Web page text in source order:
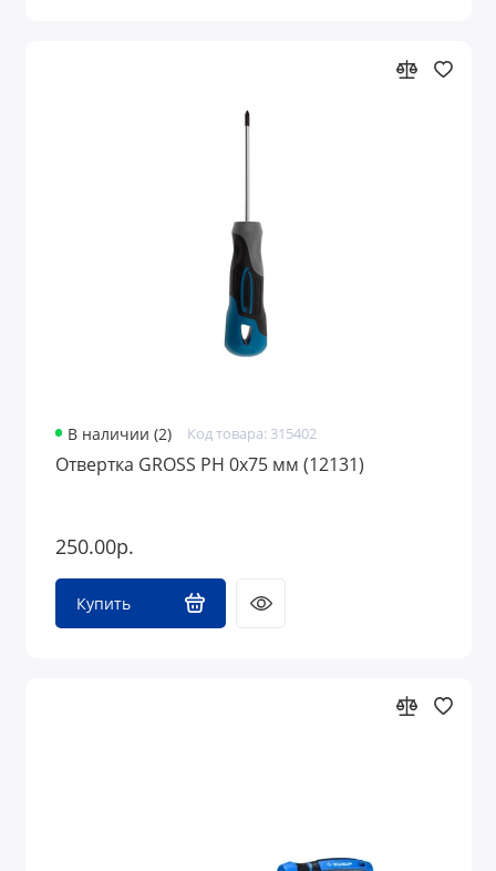
В наличии (2) Код товара: 315402
Отвертка GROSS PH 0х75 мм (12131)
250.00р.
Купить